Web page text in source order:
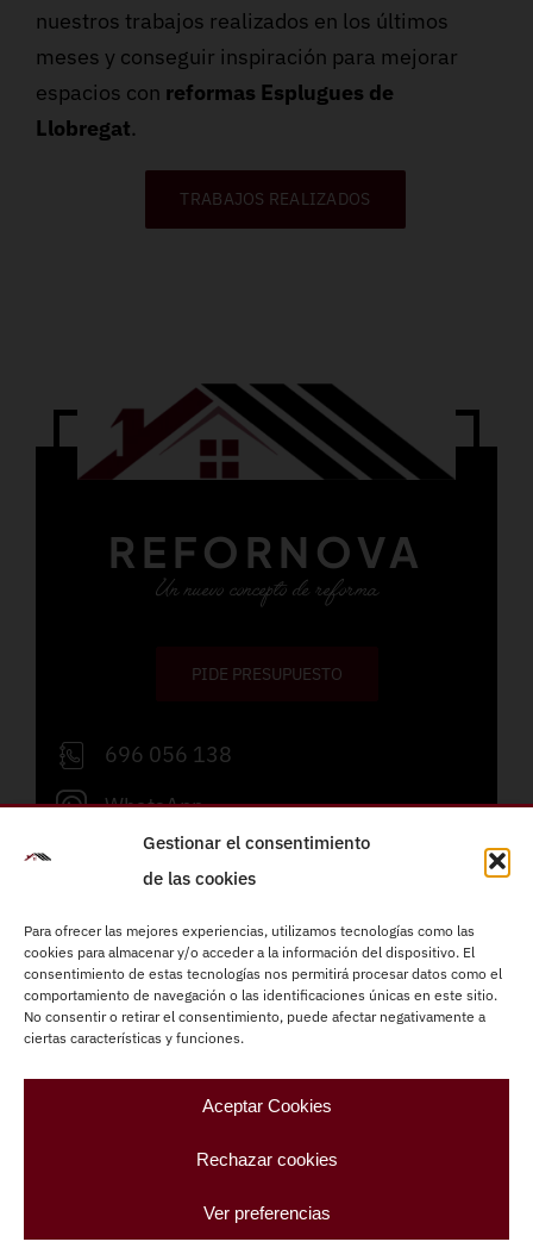
Gestionar el consentimiento
de las cookies
Para ofrecer las mejores experiencias, utilizamos tecnologías como las
cookies para almacenar y/o acceder a la información del dispositivo. El
consentimiento de estas tecnologías nos permitirá procesar datos como el
comportamiento de navegación o las identificaciones únicas en este sitio.
No consentir o retirar el consentimiento, puede afectar negativamente a
ciertas características y funciones.
Aceptar Cookies
Rechazar cookies
Ver preferencias
nuestros trabajos realizados en los últimos
meses y conseguir inspiración para mejorar
espacios con reformas Esplugues de
Llobregat.
TRABAJOS REALIZADOS
REFORNOVA
Un nuevo concepto de reforma
PIDE PRESUPUESTO
696 056 138
WhatsApp
info@refornova.com
Reformas integrales
Instalaciones eléctricas
Carpintería
Refornova –Refornova – Paletas Barcelona|Aviso